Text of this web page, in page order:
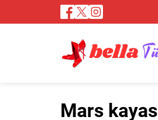
Mars